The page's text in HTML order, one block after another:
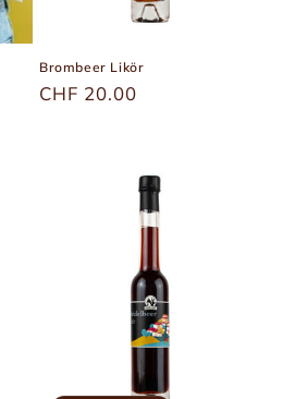
Brombeer Likör
Üblicher
CHF 20.00